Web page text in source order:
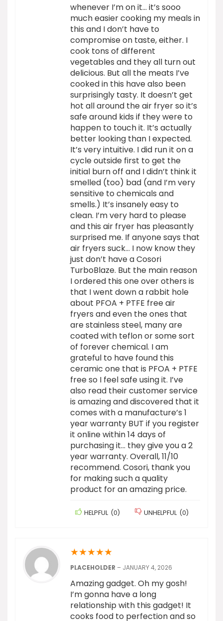
whenever I’m on it… it’s sooo
much easier cooking my meals in
this and I don’t have to
compromise on taste, either. I
cook tons of different
vegetables and they all turn out
delicious. But all the meats I’ve
cooked in this have also been
surprisingly tasty. It doesn’t get
hot all around the air fryer so it’s
safe around kids if they were to
happen to touch it. It’s actually
better looking than I expected.
It’s very intuitive. I did run it on a
cycle outside first to get the
initial burn off and I didn’t think it
smelled (too) bad (and I’m very
sensitive to chemicals and
smells.) It’s insanely easy to
clean. I’m very hard to please
and this air fryer has pleasantly
surprised me. If anyone says that
air fryers suck… I now know they
just don’t have a Cosori
TurboBlaze. But the main reason
I ordered this one over others is
that I went down a rabbit hole
about PFOA + PTFE free air
fryers and even the ones that
are stainless steel, many are
coated with teflon or some sort
of forever chemical. I am
grateful to have found this
ceramic one that is PFOA + PTFE
free so I feel safe using it. I’ve
also read their customer service
is amazing and discovered that it
comes with a manufacture’s 1
year warranty BUT if you register
it online within 14 days of
purchasing it… they give you a 2
year warranty. Overall, 11/10
recommend. Cosori, thank you
for making such a quality
product for an amazing price.
HELPFUL (0) UNHELPFUL (0)
★★★★★
PLACEHOLDER – JANUARY 4, 2026
Amazing gadget. Oh my gosh!
I’m gonna have a long
relationship with this gadget! It
cooks food to perfection and so